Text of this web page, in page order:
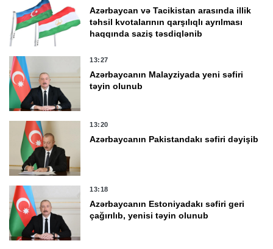
Azərbaycan və Tacikistan arasında illik
təhsil kvotalarının qarşılıqlı ayrılması
haqqında saziş təsdiqlənib
13:27
Azərbaycanın Malayziyada yeni səfiri
təyin olunub
13:20
Azərbaycanın Pakistandakı səfiri dəyişib
13:18
Azərbaycanın Estoniyadakı səfiri geri
çağırılıb, yenisi təyin olunub